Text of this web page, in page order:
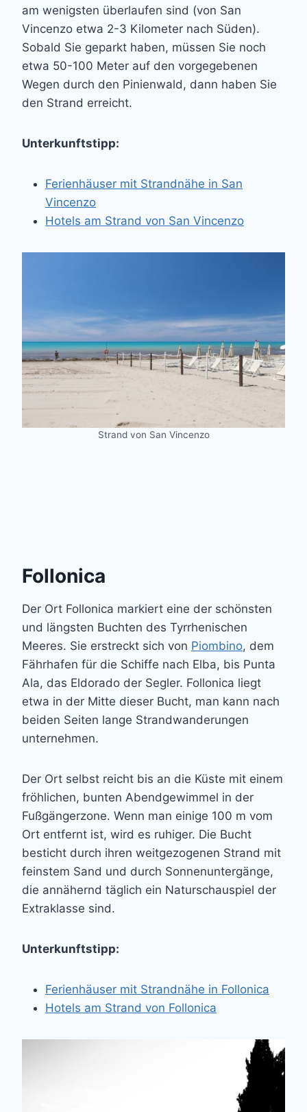
am wenigsten überlaufen sind (von San
Vincenzo etwa 2-3 Kilometer nach Süden).
Sobald Sie geparkt haben, müssen Sie noch
etwa 50-100 Meter auf den vorgegebenen
Wegen durch den Pinienwald, dann haben Sie
den Strand erreicht.
Unterkunftstipp:
Ferienhäuser mit Strandnähe in San
Vincenzo
Hotels am Strand von San Vincenzo
Strand von San Vincenzo
Follonica
Der Ort Follonica markiert eine der schönsten
und längsten Buchten des Tyrrhenischen
Meeres. Sie erstreckt sich von Piombino, dem
Fährhafen für die Schiffe nach Elba, bis Punta
Ala, das Eldorado der Segler. Follonica liegt
etwa in der Mitte dieser Bucht, man kann nach
beiden Seiten lange Strandwanderungen
unternehmen.
Der Ort selbst reicht bis an die Küste mit einem
fröhlichen, bunten Abendgewimmel in der
Fußgängerzone. Wenn man einige 100 m vom
Ort entfernt ist, wird es ruhiger. Die Bucht
besticht durch ihren weitgezogenen Strand mit
feinstem Sand und durch Sonnenuntergänge,
die annähernd täglich ein Naturschauspiel der
Extraklasse sind.
Unterkunftstipp:
Ferienhäuser mit Strandnähe in Follonica
Hotels am Strand von Follonica